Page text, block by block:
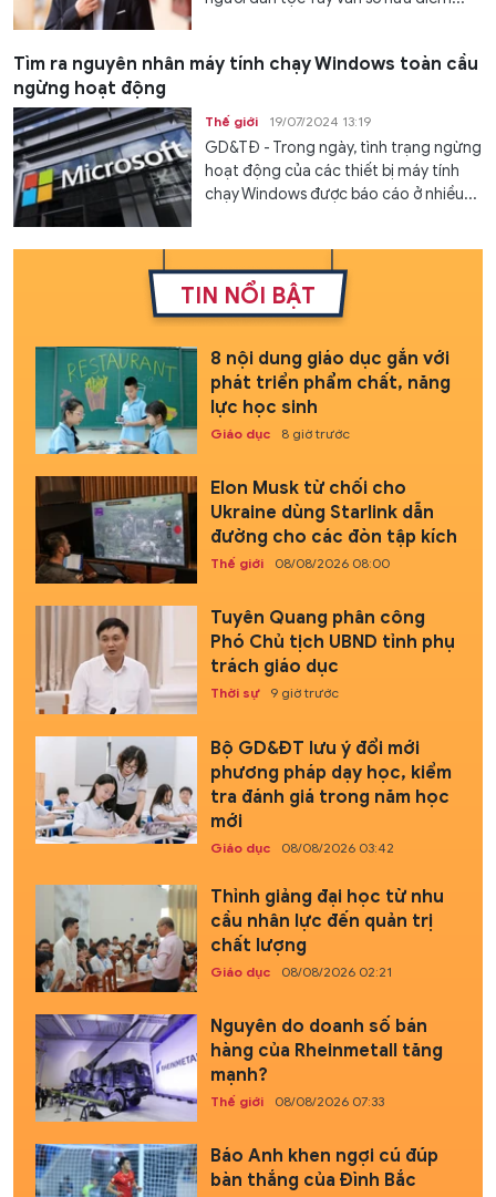
Tìm ra nguyên nhân máy tính chạy Windows toàn cầu
ngừng hoạt động
Thế giới 19/07/2024 13:19
GD&TĐ - Trong ngày, tình trạng ngừng
hoạt động của các thiết bị máy tính
chạy Windows được báo cáo ở nhiều...
TIN NỔI BẬT
8 nội dung giáo dục gắn với
phát triển phẩm chất, năng
lực học sinh
Giáo dục 8 giờ trước
Elon Musk từ chối cho
Ukraine dùng Starlink dẫn
đường cho các đòn tập kích
Thế giới 08/08/2026 08:00
Tuyên Quang phân công
Phó Chủ tịch UBND tỉnh phụ
trách giáo dục
Thời sự 9 giờ trước
Bộ GD&ĐT lưu ý đổi mới
phương pháp dạy học, kiểm
tra đánh giá trong năm học
mới
Giáo dục 08/08/2026 03:42
Thỉnh giảng đại học từ nhu
cầu nhân lực đến quản trị
chất lượng
Giáo dục 08/08/2026 02:21
Nguyên do doanh số bán
hàng của Rheinmetall tăng
mạnh?
Thế giới 08/08/2026 07:33
Báo Anh khen ngợi cú đúp
bàn thắng của Đình Bắc